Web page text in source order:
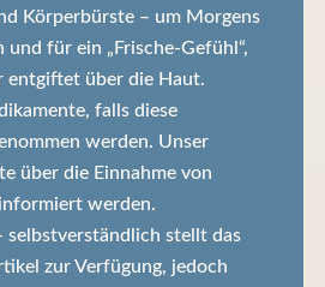
Körperbürste – um Morgens
und für ein „Frische-Gefühl“,
entgiftet über die Haut.
falls diese
werden. Unser
über die Einnahme von
werden.
selbstverständlich stellt das
zur Verfügung, jedoch